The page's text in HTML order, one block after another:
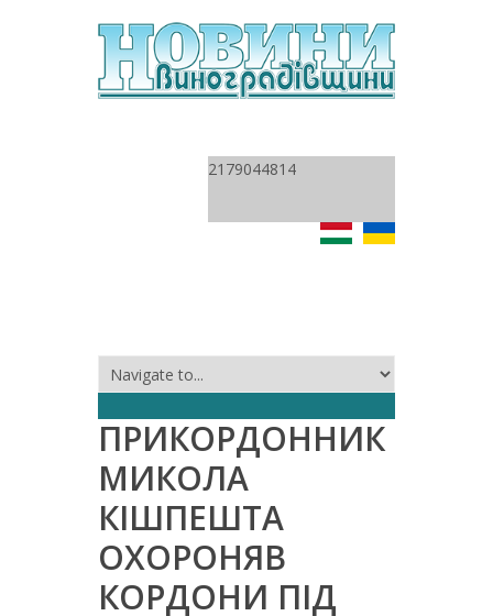
2179044814
ПРИКОРДОННИК
МИКОЛА
КІШПЕШТА
ОХОРОНЯВ
КОРДОНИ ПІД